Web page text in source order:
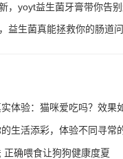
，yoyt益生菌牙膏带你告
益生菌真能拯救你的肠道问
体验：猫咪爱吃吗？效果
生活添彩，体验不同寻常
确喂食让狗狗健康度夏